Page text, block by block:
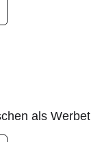
als